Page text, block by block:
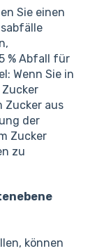
Sie einen
% Abfall für
Wenn Sie in
Zucker aus
der
Zucker
zu
können